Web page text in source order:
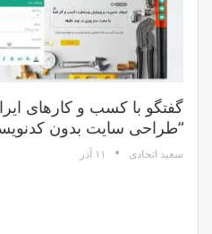
گفتگو با کسب و کارهای
“طراحی سایت بدون
سعید اتحادی ۱۱ آذر